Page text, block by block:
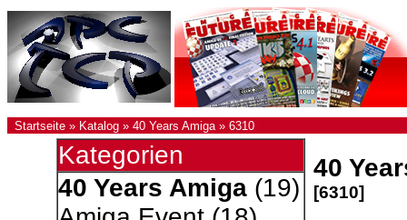
Startseite » Katalog » 40 Years Amiga» 6310
Kategorien
40 Years Amiga (19)
40
[6310]